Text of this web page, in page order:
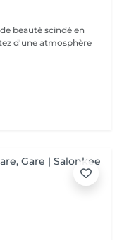
beauté scindé en